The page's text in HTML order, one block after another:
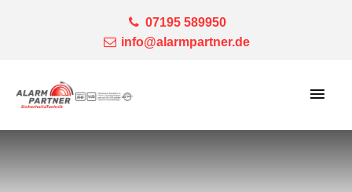
info@alarmpartner.de
07195 589950